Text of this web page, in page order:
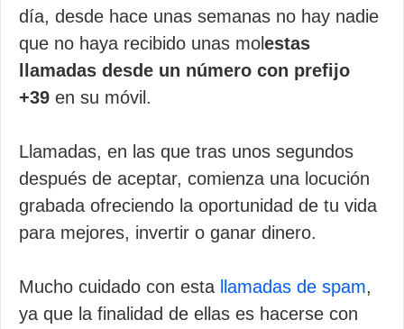
día, desde hace unas semanas no hay nadie
que no haya recibido unas molestas
llamadas desde un número con prefijo
+39 en su móvil.
Llamadas, en las que tras unos segundos
después de aceptar, comienza una locución
grabada ofreciendo la oportunidad de tu vida
para mejores, invertir o ganar dinero.
Mucho cuidado con esta llamadas de spam,
ya que la finalidad de ellas es hacerse con